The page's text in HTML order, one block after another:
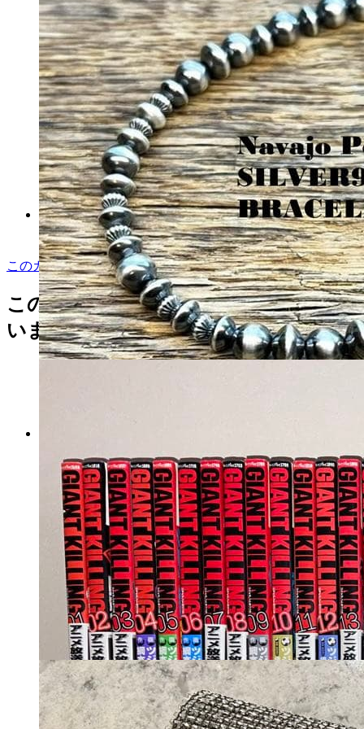
ヴァイスシュヴァルツ ヴィ
ットリオ・ヴェネト sp 美品
マイストア在庫： 4205
税込
11600円
カートに入れる
レスレット Navajo Pearls
マイストア在庫： 2128
税込
7830円
カートに入れる
このカテゴリをもっと見る
この商品を見た人はこんな商品も見て
います